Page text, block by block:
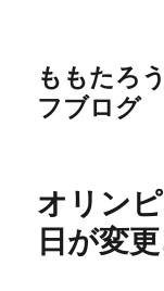
ももたろ
フブログ
オリン
日が変